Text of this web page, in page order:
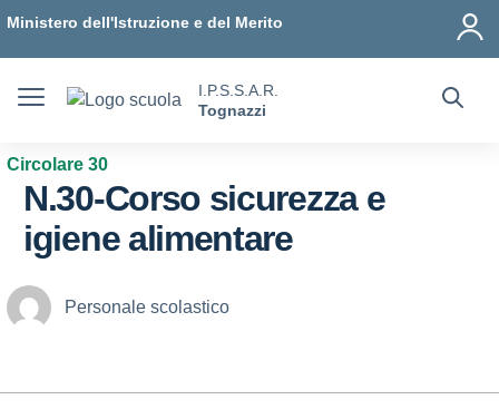
Ministero dell'Istruzione e del Merito
I.P.S.S.A.R.
Tognazzi
Circolare 30
N.30-Corso sicurezza e
igiene alimentare
Personale scolastico